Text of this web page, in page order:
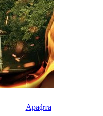
Арафта